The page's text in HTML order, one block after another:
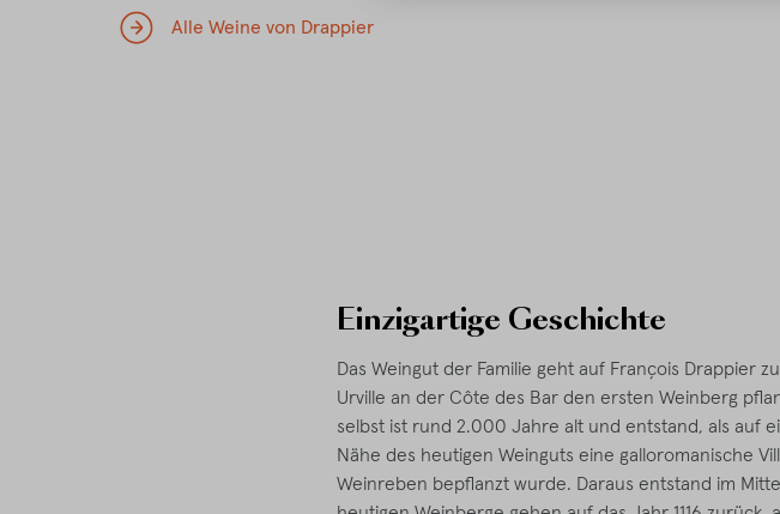
Alle Weine von Drappier
Einzigartige Geschichte
Das Weingut der Familie geht auf François Drappier
Urville an der Côte des Bar den ersten Weinberg
selbst ist rund 2.000 Jahre alt und entstand, als auf
Nähe des heutigen Weinguts eine galloromanische
Weinreben bepflanzt wurde. Daraus entstand im